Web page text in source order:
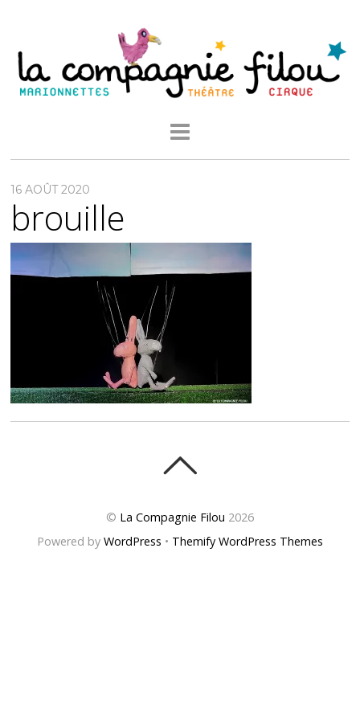
16 AOÛT 2020
brouille
© La Compagnie Filou 2026
Powered by WordPress • Themify WordPress Themes